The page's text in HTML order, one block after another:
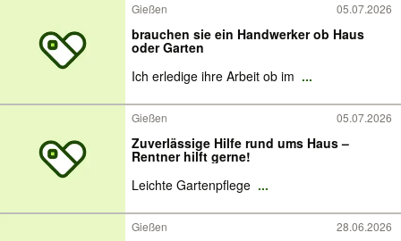
Gießen 05.07.2026
brauchen sie ein Handwerker ob Haus
oder Garten
Ich erledige ihre Arbeit ob im ...
Gießen 05.07.2026
Zuverlässige Hilfe rund ums Haus –
Rentner hilft gerne!
Leichte Gartenpflege ...
Gießen 28.06.2026